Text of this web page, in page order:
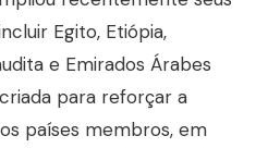
Egito, Etiópia,
e Emirados Árabes
para reforçar a
países membros, em